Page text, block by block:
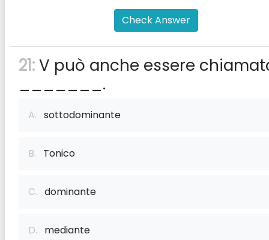
Check Answer
21:V può anche essere
_______.
A. sottodominante
B. Tonico
C. dominante
D. mediante